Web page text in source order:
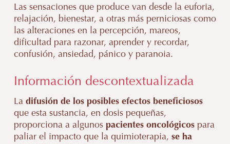
Las sensaciones que produce van desde la euforia,
relajación, bienestar, a otras más perniciosas como
las alteraciones en la percepción, mareos,
dificultad para razonar, aprender y recordar,
confusión, ansiedad, pánico y paranoia.
Información descontextualizada
La difusión de los posibles efectos beneficiosos
que esta sustancia, en dosis pequeñas,
proporciona a algunos pacientes oncológicospara
paliar el impacto que la quimioterapia, se ha